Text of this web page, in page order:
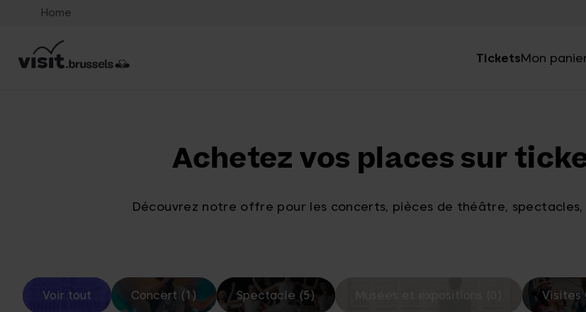
Home
TicketsMon
Achetez vos places sur
Découvrez notre offre pour les concerts, pièces de théâtre, spectacles,
Voir tout Concert (1) Spectacle (5) Visites